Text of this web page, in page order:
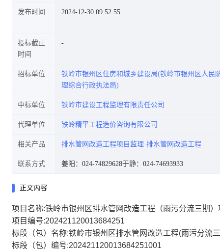
发布时间 2024-12-30 09:52:55
投标截止
时间
招标单位
铁岭市银州区住房和城乡建设局(铁岭市银州区人民
理综合行政执法局)
中标单位 铁岭市建设工程监理有限责任公司
代理单位 铁岭精平工程造价咨询有限公司
相关产品 排水管网改造工程项目监理 排水管网改造工程
联系方式 姜阳：024-74829628于静：024-74693933
正文内容
项目名称:铁岭市银州区排水管网改造工程（雨污分流三期）
项目编号:202421120013684251
标段（包）名称:铁岭市银州区排水管网改造工程(雨污分流
标段（包）编号:202421120013684251001